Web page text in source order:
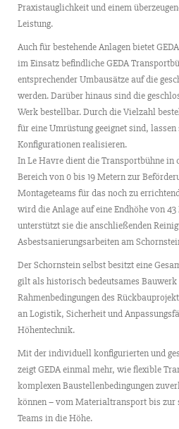
Praxistauglichkeit und einem
Leistung.
Auch für bestehende Anlagen bietet
im Einsatz befindliche GEDA
entsprechender Umbausätze auf die
werden. Darüber hinaus sind die
Werk bestellbar. Durch die Vielzahl
für eine Umrüstung geeignet sind,
Konfigurationen realisieren.
In Le Havre dient die Transportbühne in
Bereich von 0 bis 19 Metern zur
Montageteams für das noch zu
wird die Anlage auf eine Endhöhe von
unterstützt sie die anschließenden
Asbestsanierungsarbeiten am
Der Schornstein selbst besitzt eine
gilt als historisch bedeutsames
Rahmenbedingungen des
an Logistik, Sicherheit und
Höhentechnik.
Mit der individuell konfigurierten und
zeigt GEDA einmal mehr, wie flexible
komplexen Baustellenbedingungen
können – vom Materialtransport bis zur
Teams in die Höhe.